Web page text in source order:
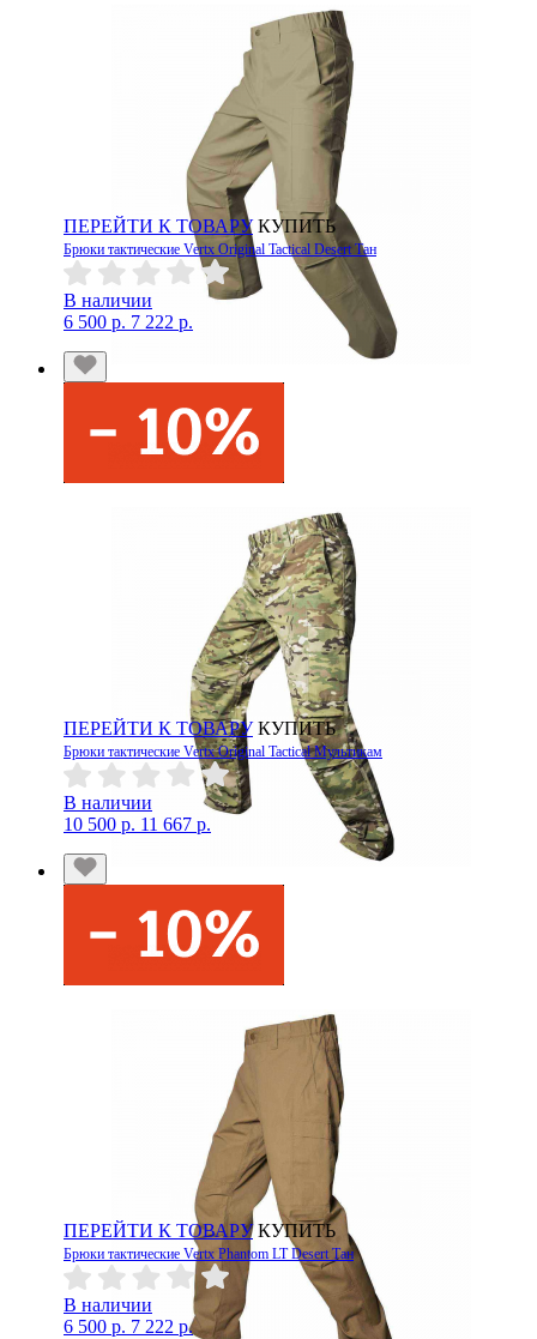
ПЕРЕЙТИ К ТОВАРУ КУПИТЬ
Брюки тактические Vertx Original Tactical Desert Тан
В наличии
6 500 р. 7 222 р.
ПЕРЕЙТИ К ТОВАРУ КУПИТЬ
Брюки тактические Vertx Original Tactical Мультикам
В наличии
10 500 р. 11 667 р.
ПЕРЕЙТИ К ТОВАРУ КУПИТЬ
Брюки тактические Vertx Phantom LT Desert Тан
В наличии
6 500 р. 7 222 р.